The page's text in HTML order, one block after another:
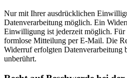
Nur mit Ihrer ausdrücklichen
Datenverarbeitung möglich. Ein
Einwilligung ist jederzeit möglich. Für
formlose Mitteilung per E-Mail. Die
Widerruf erfolgten Datenverarbeitung
unberührt.